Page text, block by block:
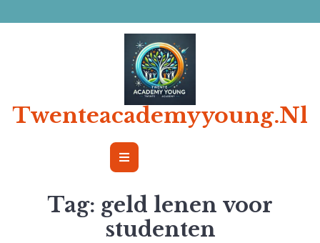
naar
Twenteacademyyoung.nl
Open
Tag: geld lenen voor
studenten